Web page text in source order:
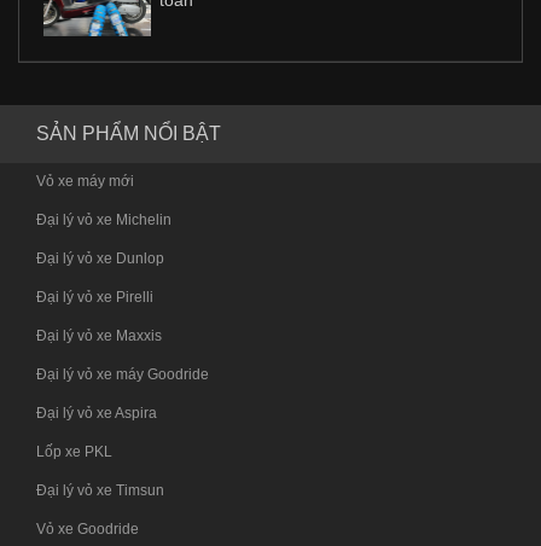
SẢN PHẨM NỔI BẬT
Vỏ xe máy mới
Đại lý vỏ xe Michelin
Đại lý vỏ xe Dunlop
Đại lý vỏ xe Pirelli
Đại lý vỏ xe Maxxis
Đại lý vỏ xe máy Goodride
Đại lý vỏ xe Aspira
Lốp xe PKL
Đại lý vỏ xe Timsun
Vỏ xe Goodride